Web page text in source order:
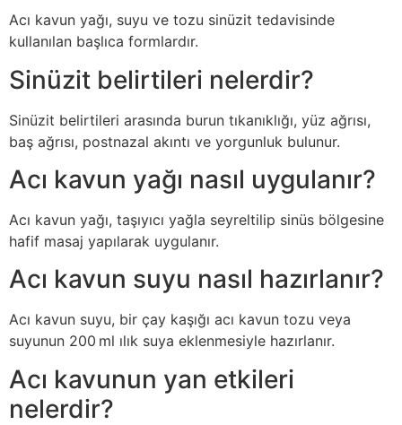
Acı kavun yağı, suyu ve tozu sinüzit tedavisinde
kullanılan başlıca formlardır.
Sinüzit belirtileri nelerdir?
Sinüzit belirtileri arasında burun tıkanıklığı, yüz ağrısı,
baş ağrısı, postnazal akıntı ve yorgunluk bulunur.
Acı kavun yağı nasıl uygulanır?
Acı kavun yağı, taşıyıcı yağla seyreltilip sinüs bölgesine
hafif masaj yapılarak uygulanır.
Acı kavun suyu nasıl hazırlanır?
Acı kavun suyu, bir çay kaşığı acı kavun tozu veya
suyunun 200 ml ılık suya eklenmesiyle hazırlanır.
Acı kavunun yan etkileri
nelerdir?